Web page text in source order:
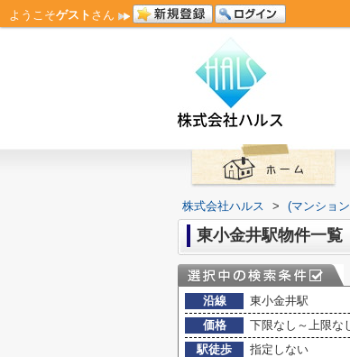
ようこそゲスト さん
株式会社ハルス > (マンショ
東小金井駅物件一覧
沿線
東小金井駅
価格
下限なし～上限な
駅徒歩
指定しない